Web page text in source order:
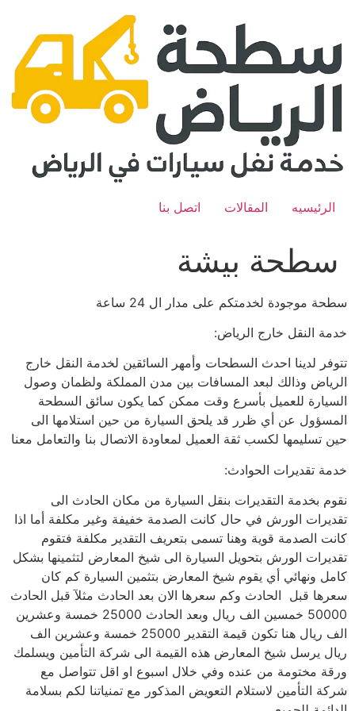
content
الرئيسيه المقالات اتصل بنا
سطحة بيشة
سطحة موجودة لخدمتكم على مدار ال 24 ساعة
خدمة النقل خارج الرياض:
تتوفر لدينا احدث السطحات وأمهر السائقين لخدمة النقل خارج
الرياض وذالك لبعد المسافات بين مدن المملكة ولظمان وصول
السيارة للعميل بأسرع وقت ممكن كما يكون سائق السطحة
المسؤول عن أي ظرر قد يلحق السيارة من حين استلامها الى
حين تسليمها لكسب ثقة العميل لمعاودة الاتصال بنا والتعامل معنا
خدمة تقديرات الحوادث:
نقوم بخدمة التقديرات بنقل السيارة من مكان الحادث الى
تقديرات الورش في حال كانت الصدمة خفيفة وغير مكلفة أما اذا
كانت الصدمة قوية وهنا تسمى بتعريف التقدير مكلفة فتقوم
تقديرات الورش بتحويل السيارة الى شيخ المعارض لتثمينها بشكل
كامل ونهائي أي يقوم شيخ المعارض بتثمين السيارة كم كان
سعرها قبل الحادث وكم سعرها الان بعد الحادث مثلآ قبل الحادث
50000 خمسين الف ريال وبعد الحادث 25000 خمسة وعشرين
الف ريال هنا تكون قيمة التقدير 25000 خمسة وعشرين الف
ريال يرسل شيخ المعارض هذه القيمة الى شركة التأمين ويسلمك
ورقة مختومة من عنده وفي خلال اسبوع او اقل تتواصل مع
شركة التأمين لاستلام التعويض المذكور مع تمنياتنا لكم بسلامة